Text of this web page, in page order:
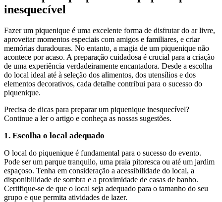
inesquecível
Fazer um piquenique é uma excelente forma de disfrutar do ar livre,
aproveitar momentos especiais com amigos e familiares, e criar
memórias duradouras. No entanto, a magia de um piquenique não
acontece por acaso. A preparação cuidadosa é crucial para a criação
de uma experiência verdadeiramente encantadora. Desde a escolha
do local ideal até à seleção dos alimentos, dos utensílios e dos
elementos decorativos, cada detalhe contribui para o sucesso do
piquenique.
Precisa de dicas para preparar um piquenique inesquecível?
Continue a ler o artigo e conheça as nossas sugestões.
1. Escolha o local adequado
O local do piquenique é fundamental para o sucesso do evento.
Pode ser um parque tranquilo, uma praia pitoresca ou até um jardim
espaçoso. Tenha em consideração a acessibilidade do local, a
disponibilidade de sombra e a proximidade de casas de banho.
Certifique-se de que o local seja adequado para o tamanho do seu
grupo e que permita atividades de lazer.